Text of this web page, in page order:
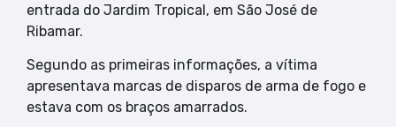
entrada do Jardim Tropical, em São José de
Ribamar.
Segundo as primeiras informações, a vítima
apresentava marcas de disparos de arma de fogo e
estava com os braços amarrados.